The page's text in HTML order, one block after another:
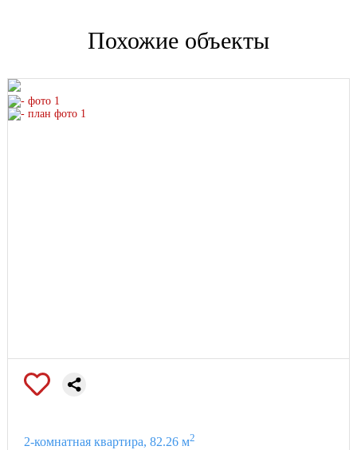
Специализированный застройщик - ООО СЗ РЕНЕССАНС
Похожие объекты
2-комнатная квартира, 82.26 м2